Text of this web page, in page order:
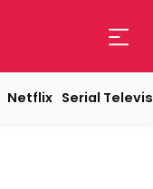
Netflix Serial